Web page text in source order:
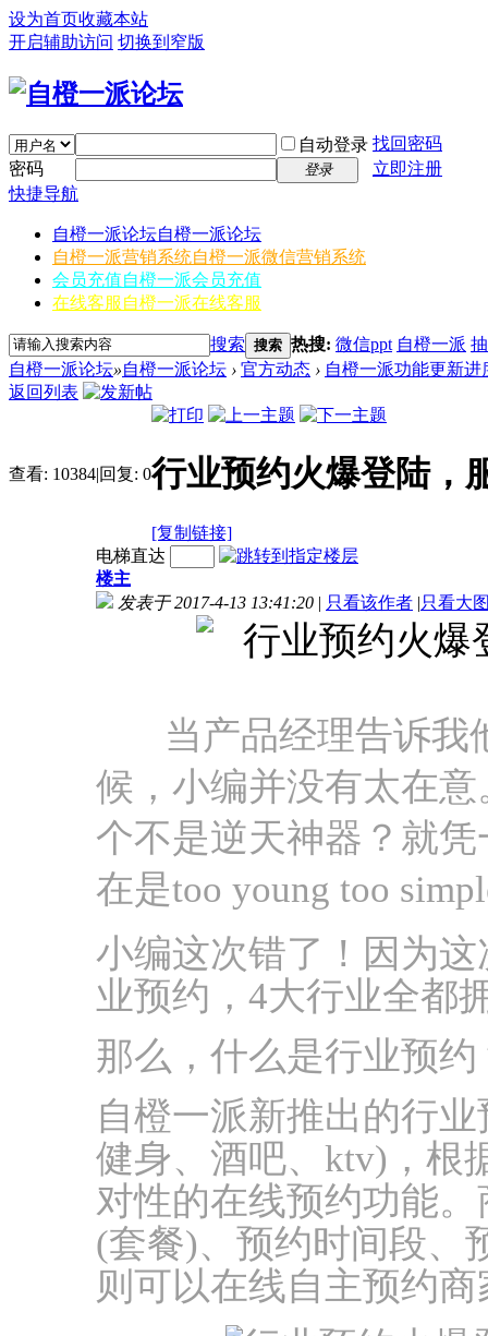
设为首页收藏本站
开启辅助访问 切换到窄版
自动登录 找回密码
密码
登录
立即注册
快捷导航
自橙一派论坛自橙一派论坛
自橙一派营销系统自橙一派微信营销系统
会员充值自橙一派会员充值
在线客服 自橙一派在线客服
搜索 搜索 热搜: 微信ppt 自橙一派
自橙一派论坛»自橙一派论坛 › 官方动态 › 自橙一派功能更新进
返回列表
查看: 10384|回复: 0行业预约火爆登陆，
[复制链接]
电梯直达
楼主
发表于 2017-4-13 13:41:20 | 只看该作者 |只看大
当产品经理告诉我
候，小编并没有太在
个不是逆天神器？就
在是too young too
小编这次错了！因为
业预约，4大行业全都
那么，什么是行业预约
自橙一派新推出的行
健身、酒吧、ktv)，根
对性的在线预约功能
(套餐)、预约时间段、
则可以在线自主预约